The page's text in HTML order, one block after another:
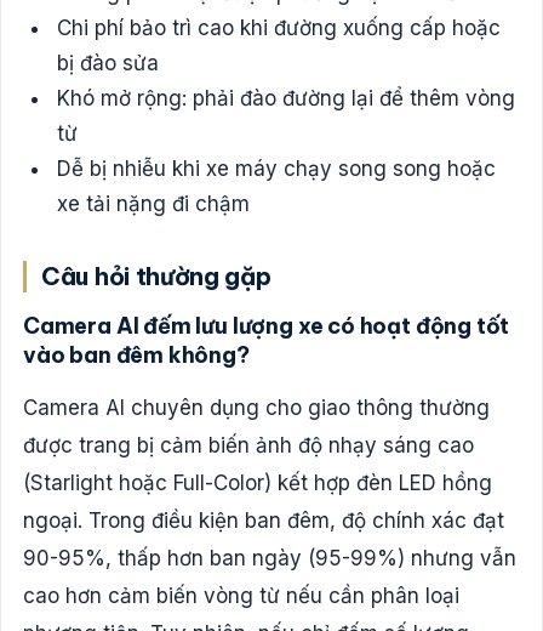
Chi phí bảo trì cao khi đường xuống cấp hoặc
bị đào sửa
Khó mở rộng: phải đào đường lại để thêm vòng
từ
Dễ bị nhiễu khi xe máy chạy song song hoặc
xe tải nặng đi chậm
Câu hỏi thường gặp
Camera AI đếm lưu lượng xe có hoạt động tốt
vào ban đêm không?
Camera AI chuyên dụng cho giao thông thường
được trang bị cảm biến ảnh độ nhạy sáng cao
(Starlight hoặc Full-Color) kết hợp đèn LED hồng
ngoại. Trong điều kiện ban đêm, độ chính xác đạt
90-95%, thấp hơn ban ngày (95-99%) nhưng vẫn
cao hơn cảm biến vòng từ nếu cần phân loại